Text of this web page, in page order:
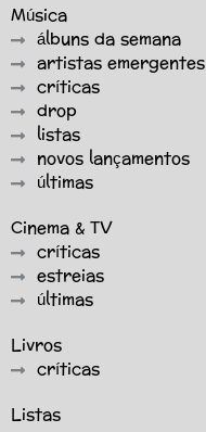
Música
álbuns da semana
artistas emergentes
críticas
drop
listas
novos lançamentos
últimas
Cinema & TV
críticas
estreias
últimas
Livros
críticas
Listas